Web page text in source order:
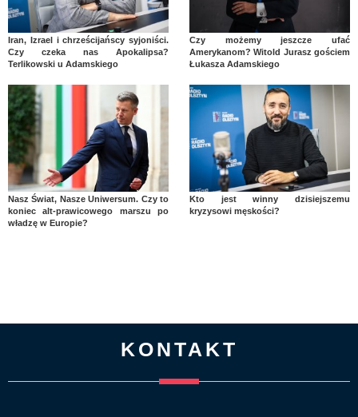
Iran, Izrael i chrześcijańscy syjoniści.
Czy czeka nas Apokalipsa?
Terlikowski u Adamskiego
Czy możemy jeszcze ufać
Amerykanom? Witold Jurasz gościem
Łukasza Adamskiego
Nasz Świat, Nasze Uniwersum. Czy to
koniec alt-prawicowego marszu po
władzę w Europie?
Kto jest winny dzisiejszemu
kryzysowi męskości?
KONTAKT